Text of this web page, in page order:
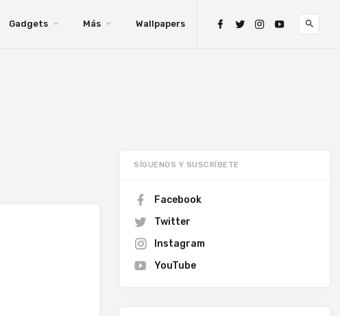
Gadgets Más Wallpapers
SÍGUENOS Y SUSCRÍBETE
Facebook
Twitter
Instagram
YouTube